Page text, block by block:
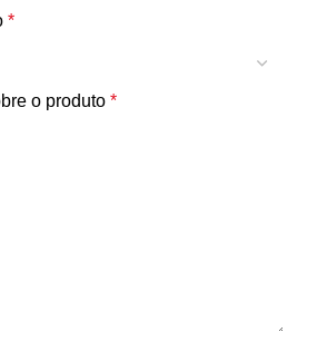
*
o produto *